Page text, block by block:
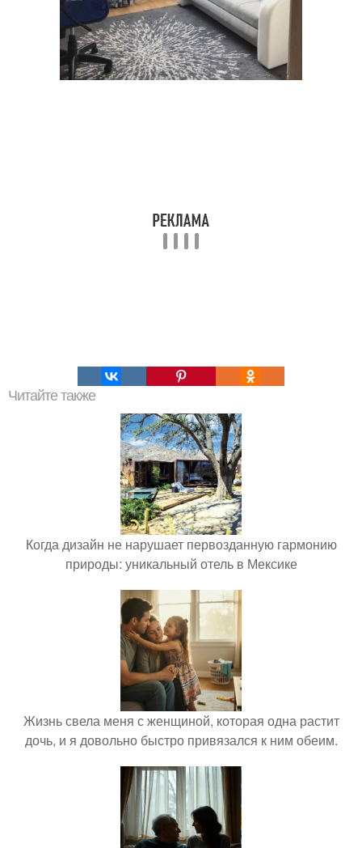
Читайте также
Когда дизайн не нарушает первозданную гармонию
природы: уникальный отель в Мексике
Жизнь свела меня с женщиной, которая одна растит
дочь, и я довольно быстро привязался к ним обеим.